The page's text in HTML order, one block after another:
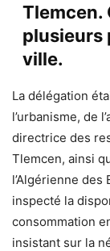
Tlemcen.
plusieurs
ville.
La délégation
l’urbanisme, de
directrice des
Tlemcen, ainsi
l’Algérienne des
inspecté la
consommation
insistant sur la